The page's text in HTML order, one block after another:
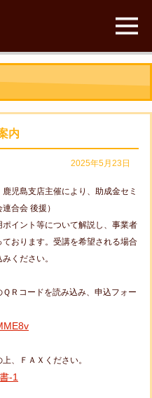
内
2025年5月23日
児島支店主催により、助成金セミ
合会 後援）
イント等について解説し、事業者
おります。受講を希望される場合
ください。
Ｒコードを読み込み、申込フォー
、ＦＡＸください。
-1